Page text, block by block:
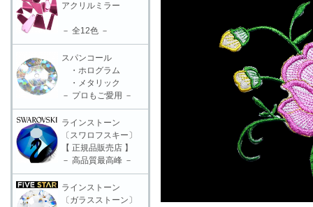
アクリルミラー
－ 全12色 －
スパンコール
・ホログラム
・メタリック
－ プロもご愛用 －
ラインストーン
〔スワロフスキー〕
【 正規品販売店 】
－ 高品質最高峰 －
ラインストーン
〔ガラスストーン〕